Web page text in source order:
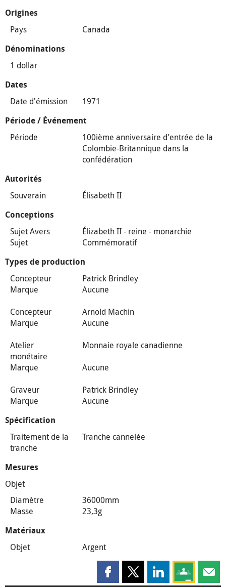
Origines
Pays Canada
Dénominations
1 dollar
Dates
Date d'émission 1971
Période / Événement
Période
100ième anniversaire d'entrée de la
Colombie-Britannique dans la
confédération
Autorités
Souverain Élisabeth II
Conceptions
Sujet Avers
Élizabeth II - reine - monarchie
Sujet
Commémoratif
Types de production
Concepteur
Patrick Brindley
Marque
Aucune
Concepteur
Arnold Machin
Marque
Aucune
Atelier
monétaire
Monnaie royale canadienne
Marque
Aucune
Graveur
Patrick Brindley
Marque
Aucune
Spécification
Traitement de la
tranche
Tranche cannelée
Mesures
Objet
Diamètre
36000mm
Masse
23,3g
Matériaux
Objet Argent
Partager cette page sur
Partager cette page sur X
Partager cette
Partagez